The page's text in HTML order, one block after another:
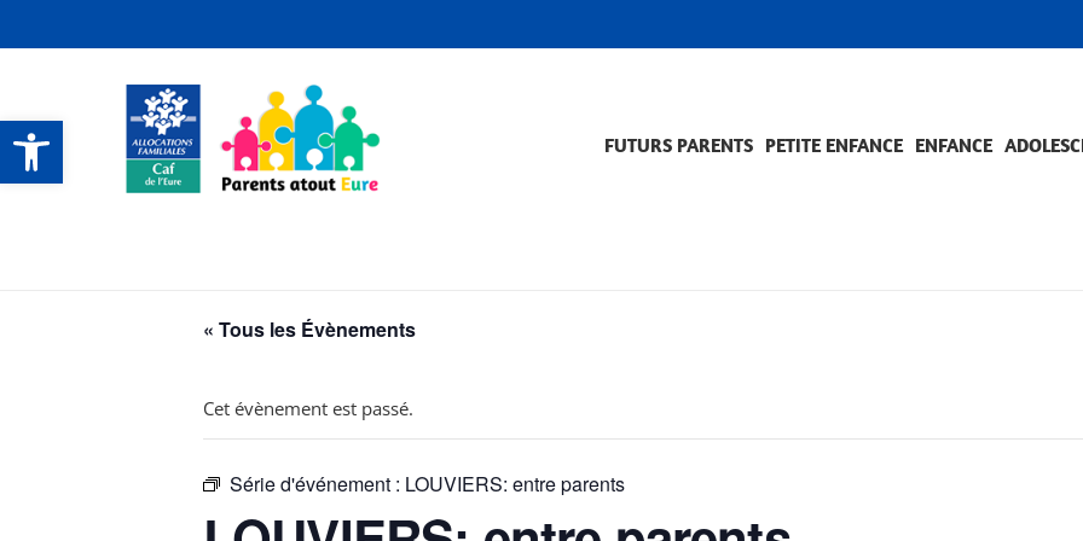
Ouvrir la barre d’outils FUTURS PARENTS PETITE ENFANCE ENFANCE
« Tous les Évènements
Cet évènement est passé.
Série d'événement : LOUVIERS: entre parents